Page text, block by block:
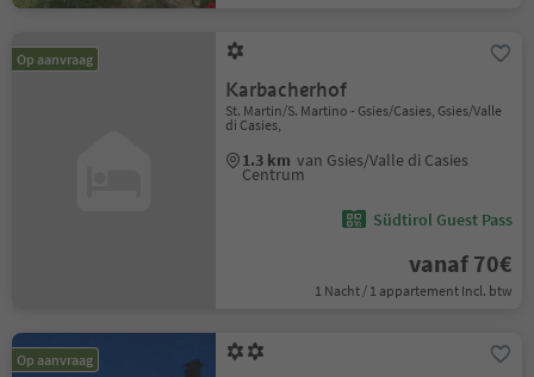
Op aanvraag
Karbacherhof
St. Martin/S. Martino - Gsies/Casies, Gsies/Valle
di Casies,
1.3 km van Gsies/Valle di Casies
Centrum
Südtirol Guest Pass
vanaf 70€
1 Nacht / 1 appartement Incl. btw
Op aanvraag